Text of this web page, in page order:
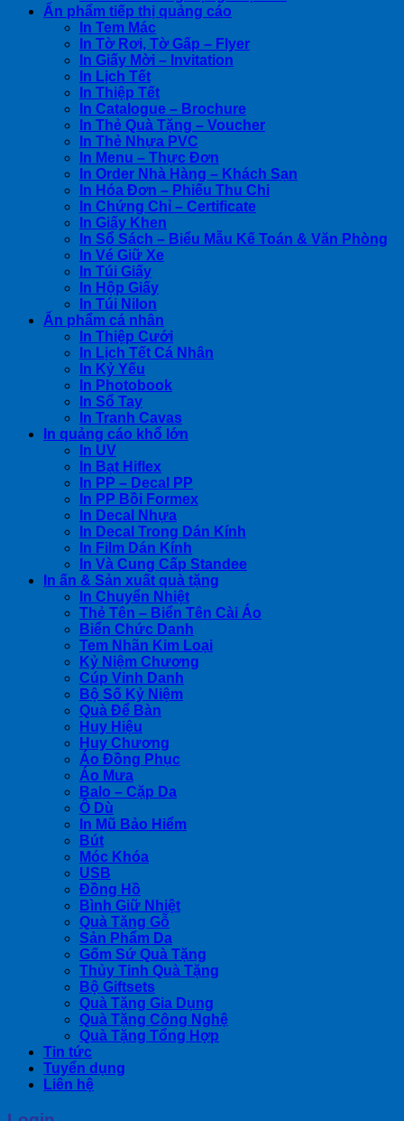
Ấn phẩm tiếp thị quảng cáo
In Tem Mác
In Tờ Rơi, Tờ Gấp – Flyer
In Giấy Mời – Invitation
In Lịch Tết
In Thiệp Tết
In Catalogue – Brochure
In Thẻ Quà Tặng – Voucher
In Thẻ Nhựa PVC
In Menu – Thực Đơn
In Order Nhà Hàng – Khách Sạn
In Hóa Đơn – Phiếu Thu Chi
In Chứng Chỉ – Certificate
In Giấy Khen
In Sổ Sách – Biểu Mẫu Kế Toán & Văn Phòng
In Vé Giữ Xe
In Túi Giấy
In Hộp Giấy
In Túi Nilon
Ấn phẩm cá nhân
In Thiệp Cưới
In Lịch Tết Cá Nhân
In Kỷ Yếu
In Photobook
In Sổ Tay
In Tranh Cavas
In quảng cáo khổ lớn
In UV
In Bạt Hiflex
In PP – Decal PP
In PP Bồi Formex
In Decal Nhựa
In Decal Trong Dán Kính
In Film Dán Kính
In Và Cung Cấp Standee
In ấn & Sản xuất quà tặng
In Chuyển Nhiệt
Thẻ Tên – Biển Tên Cài Áo
Biển Chức Danh
Tem Nhãn Kim Loại
Kỷ Niệm Chương
Cúp Vinh Danh
Bộ Số Kỷ Niệm
Quà Để Bàn
Huy Hiệu
Huy Chương
Áo Đồng Phục
Áo Mưa
Balo – Cặp Da
Ô Dù
In Mũ Bảo Hiểm
Bút
Móc Khóa
USB
Đồng Hồ
Bình Giữ Nhiệt
Quà Tặng Gỗ
Sản Phẩm Da
Gốm Sứ Quà Tặng
Thủy Tinh Quà Tặng
Bộ Giftsets
Quà Tặng Gia Dụng
Quà Tặng Công Nghệ
Quà Tặng Tổng Hợp
Tin tức
Tuyển dụng
Liên hệ